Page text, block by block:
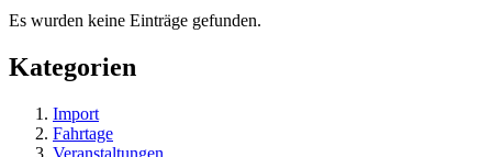
Es wurden keine Einträge gefunden.
Kategorien
Import
Fahrtage
Veranstaltungen